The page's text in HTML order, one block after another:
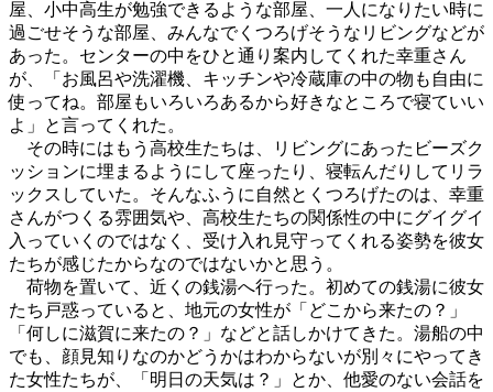
屋、小中高生が勉強できるような部屋、一人になりたい時に
過ごせそうな部屋、みんなでくつろげそうなリビングなどが
あった。センターの中をひと通り案内してくれた幸重さん
が、「お風呂や洗濯機、キッチンや冷蔵庫の中の物も自由に
使ってね。部屋もいろいろあるから好きなところで寝ていい
よ」と言ってくれた。
その時にはもう高校生たちは、リビングにあったビーズク
ッションに埋まるようにして座ったり、寝転んだりしてリラ
ックスしていた。そんなふうに自然とくつろげたのは、幸重
さんがつくる雰囲気や、高校生たちの関係性の中にグイグイ
入っていくのではなく、受け入れ見守ってくれる姿勢を彼女
たちが感じたからなのではないかと思う。
荷物を置いて、近くの銭湯へ行った。初めての銭湯に彼女
たち戸惑っていると、地元の女性が「どこから来たの？」
「何しに滋賀に来たの？」などと話しかけてきた。湯船の中
でも、顔見知りなのかどうかはわからないが別々にやってき
た女性たちが、「明日の天気は？」とか、他愛のない会話を